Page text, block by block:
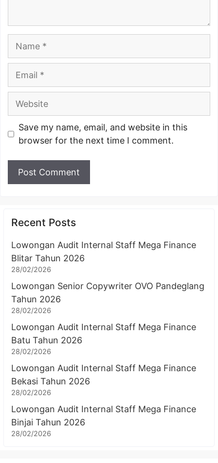
Website
Save my name, email, and website in this
browser for the next time I comment.
Recent Posts
Lowongan Audit Internal Staff Mega Finance
Blitar Tahun 2026
28/02/2026
Lowongan Senior Copywriter OVO Pandeglang
Tahun 2026
28/02/2026
Lowongan Audit Internal Staff Mega Finance
Batu Tahun 2026
28/02/2026
Lowongan Audit Internal Staff Mega Finance
Bekasi Tahun 2026
28/02/2026
Lowongan Audit Internal Staff Mega Finance
Binjai Tahun 2026
28/02/2026